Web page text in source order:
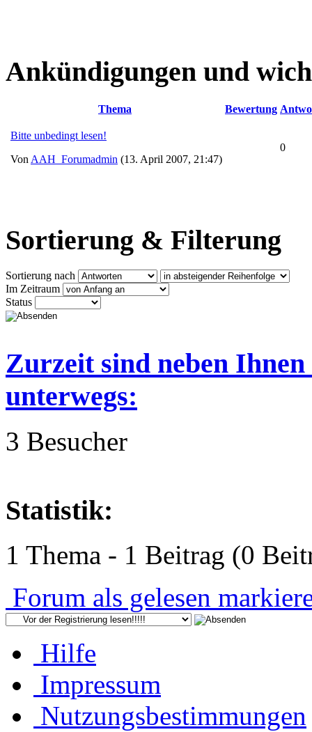
Ankündigungen und
Thema Bewertung
Bitte unbedingt lesen!
Von AAH_Forumadmin (13. April 2007, 21:47)
0
Sortierung & Filterung
Sortierung nach
Im Zeitraum
Status
Zurzeit sind neben
unterwegs:
3 Besucher
Statistik:
1 Thema - 1 Beitrag (0
Forum als gelesen
Hilfe
Impressum
Nutzungsbestimmungen